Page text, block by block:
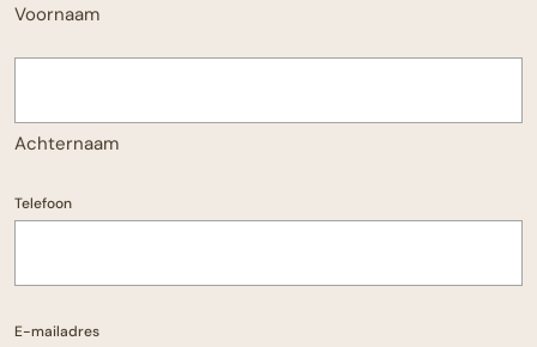
Voornaam
Achternaam
Telefoon
E-mailadres